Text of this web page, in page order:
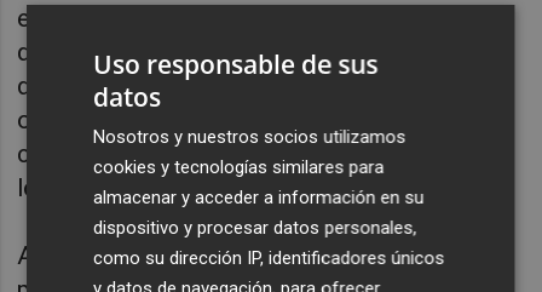
educativa. Por ello, considera imprescindible
que el gobierno local no renuncie a este tipo
de inversión, ya sea a través del Pla Edificant
o de cualquier nuevo mecanismo de
colaboración que garantice la continuidad de
los proyectos acordados.
Además, la coalición denuncia que esta
Uso responsable de sus
datos
Nosotros y nuestros socios utilizamos
cookies y tecnologías similares para
almacenar y acceder a información en su
dispositivo y procesar datos personales,
como su dirección IP, identificadores únicos